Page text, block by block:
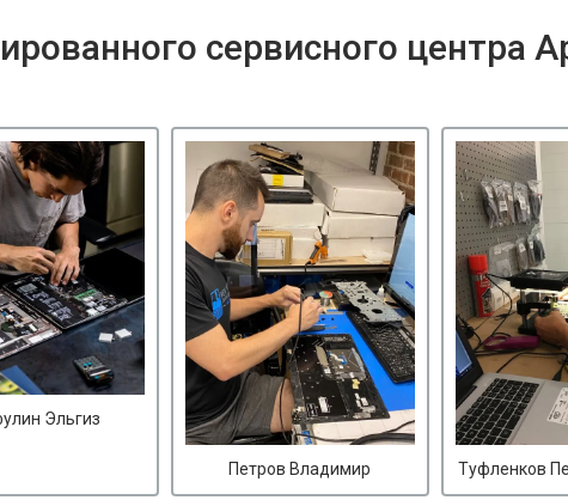
сервисного центра
Эльгиз
Петров Владимир Туфленков